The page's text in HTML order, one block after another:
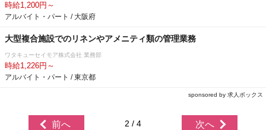
時給1,200円～
アルバイト・パート / 大阪府
大型複合施設でのリネンやアメニティ類の管理業務
ワタキューセイモア株式会社 業務部
時給1,226円～
アルバイト・パート / 東京都
sponsored by 求人ボックス
前へ 2 / 4 次へ